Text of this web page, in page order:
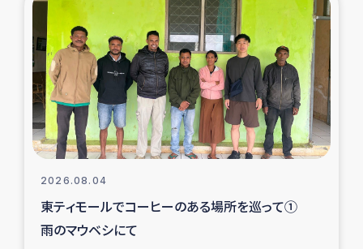
大雨による洪水被災者支援
カカオ生産者支援事業
シリア国内避難民・帰還民の生活再建支援
トルコにおけるシリア難民支援事業
インドネシア中部 スラウェシの地震・津波被災者支援
2026.08.04
東ティモールでコーヒーのある場所を巡って①
雨のマウベシにて